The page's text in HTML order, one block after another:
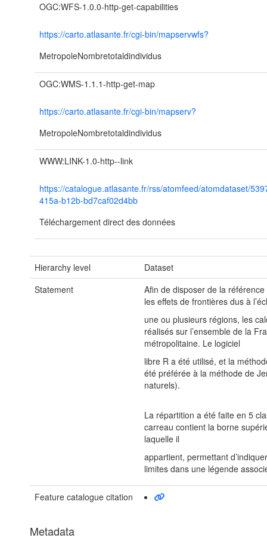
OGC:WFS-1.0.0-http-get-capabilities
https://carto.atlasante.fr/cgi-bin/mapservwfs?
MetropoleNombretotaldindividus
OGC:WMS-1.1.1-http-get-map
https://carto.atlasante.fr/cgi-bin/mapserv?
MetropoleNombretotaldindividus
WWW:LINK-1.0-http--link
https://catalogue.atlasante.fr/rss/atomfeed/atomdataset/
415a-b12b-bd7caf02d4bb
Téléchargement direct des données
Hierarchy level
Dataset
Statement
Afin de disposer de la
les effets de frontières dus à
une ou plusieurs régions, les
réalisés sur l’ensemble de la
métropolitaine. Le logiciel
libre R a été utilisé, et la
été préférée à la méthode de
naturels).
La répartition a été faite en 5
carreau contient la borne
laquelle il
appartient, permettant
limites dans une légende
Feature catalogue citation
Metadata